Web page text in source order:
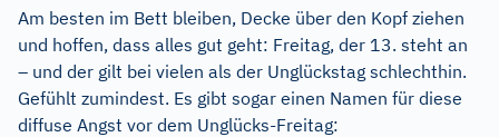
Am besten im Bett bleiben, Decke über den Kopf ziehen
und hoffen, dass alles gut geht: Freitag, der 13. steht an
– und der gilt bei vielen als der Unglückstag schlechthin.
Gefühlt zumindest. Es gibt sogar einen Namen für diese
diffuse Angst vor dem Unglücks-Freitag: